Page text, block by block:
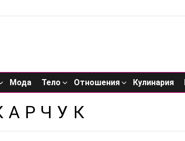
Мода Тело Отношения Кулинария